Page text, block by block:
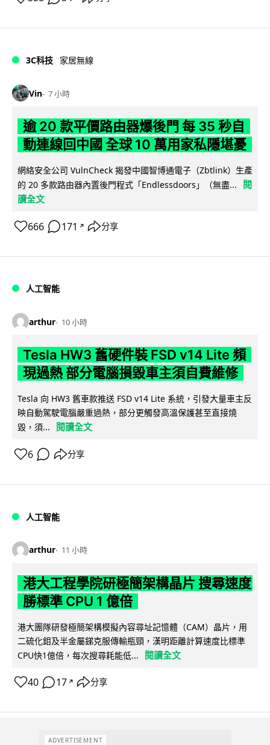
3C科技 家居無線
Vin 7 小時
逾 20 款平價路由器爆後門 每 35 秒自
動連線回中國 全球 10 萬用家私隱堪憂
網絡安全公司 VulnCheck 揭發中國智博通電子（Zbtlink）生產
的 20 多款路由器內置後門程式「Endlessdoors」（無盡...
閱
讀全文
666 171 ↗ 分享
人工智能
arthur 10 小時
Tesla HW3 舊硬件裝 FSD v14 Lite 頻
現過熱 部分電腦損毀車主須自費維修
Tesla 向 HW3 舊車款推送 FSD v14 Lite 系統，引發大量車主反
映自動駕駛電腦嚴重過熱，部分更觸發高溫保護甚至直接燒
毀，須...
閱讀全文
6 分享
人工智能
arthur 11 小時
港大工程學院研極簡架構晶片 搜尋速度
勝標準 CPU 1 億倍
港大團隊研發極簡架構模擬內容尋址記憶體（CAM）晶片，用
二硫化鉬及半金屬銻克服傳輸瓶頸，漢明距離計算速度比標準
CPU快1億倍，每次搜尋耗能低...
閱讀全文
40 17 ↗ 分享
ADVERTISEMENT